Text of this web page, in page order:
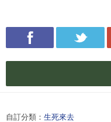
自訂分類： 生死來去